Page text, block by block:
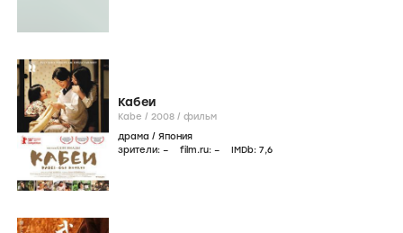
Кабеи
Kabe / 2008 / фильм
драма / Япония
зрители: – film.ru: – IMDb: 7,6